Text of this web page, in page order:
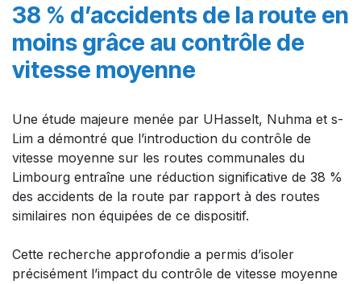
38 % d’accidents de la route en
moins grâce au contrôle de
vitesse moyenne
Une étude majeure menée par UHasselt, Nuhma et s-
Lim a démontré que l’introduction du contrôle de
vitesse moyenne sur les routes communales du
Limbourg entraîne une réduction significative de 38 %
des accidents de la route par rapport à des routes
similaires non équipées de ce dispositif.​
Cette recherche approfondie a permis d’isoler
précisément l’impact du contrôle de vitesse moyenne